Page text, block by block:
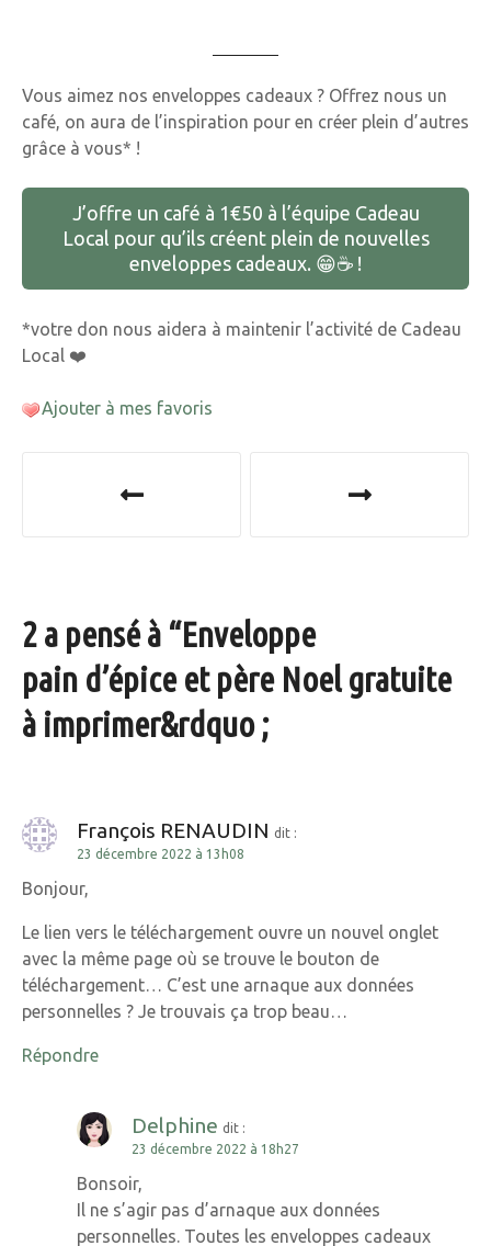
Vous aimez nos enveloppes cadeaux ? Offrez nous un
café, on aura de l’inspiration pour en créer plein d’autres
grâce à vous* !
J’offre un café à 1€50 à l’équipe Cadeau
Local pour qu’ils créent plein de nouvelles
enveloppes cadeaux. 😁☕️ !
*votre don nous aidera à maintenir l’activité de Cadeau
Local ❤️
Ajouter à mes favoris
g
a
t
o
n
d
e
l
’
2 a pensé à “Enveloppe
pain d’épice et père Noel gratuite
à imprimer&rdquo ;
François RENAUDIN dit :
23 décembre 2022 à 13h08
Bonjour,
Le lien vers le téléchargement ouvre un nouvel onglet
avec la même page où se trouve le bouton de
téléchargement… C’est une arnaque aux données
personnelles ? Je trouvais ça trop beau…
Répondre
Delphine dit :
23 décembre 2022 à 18h27
Bonsoir,
Il ne s’agir pas d’arnaque aux données
personnelles. Toutes les enveloppes cadeaux